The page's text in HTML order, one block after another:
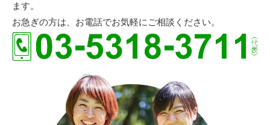
ます。
お急ぎの方は、お電話でお気軽にご相談ください。